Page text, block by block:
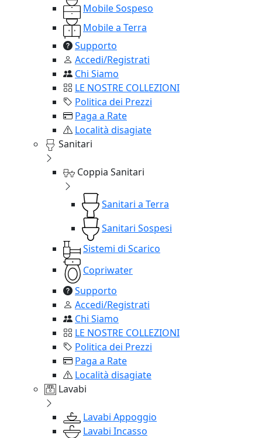
Mobile Sospeso
Mobile a Terra
Supporto
Accedi/Registrati
Chi Siamo
LE NOSTRE COLLEZIONI
Politica dei Prezzi
Paga a Rate
Località disagiate
Sanitari
Coppia Sanitari
Sanitari a Terra
Sanitari Sospesi
Sistemi di Scarico
Copriwater
Supporto
Accedi/Registrati
Chi Siamo
LE NOSTRE COLLEZIONI
Politica dei Prezzi
Paga a Rate
Località disagiate
Lavabi
Lavabi Appoggio
Lavabi Incasso